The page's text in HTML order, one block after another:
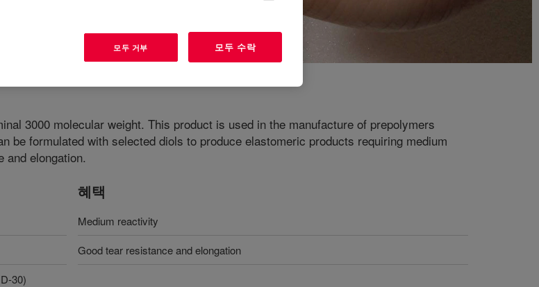
3000 molecular weight. This product is used in the manufacture of prepolymers
be formulated with selected diols to produce elastomeric products requiring medium
and elongation.
30)
혜택
Medium reactivity
Good tear resistance and elongation
모두 거부 모두 수락